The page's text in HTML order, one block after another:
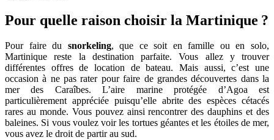
Pour quelle raison choisir la Martinique ?
Pour faire du snorkeling, que ce soit en famille ou en solo,
Martinique reste la destination parfaite. Vous allez y trouver
différentes offres de location de bateau. Mais aussi, c’est une
occasion à ne pas rater pour faire de grandes découvertes dans la
mer des Caraîbes. L’aire marine protégée d’Agoa est
particulièrement appréciée puisqu’elle abrite des espèces cétacés
rares au monde. Vous pouvez ainsi rencontrer des dauphins et des
baleines. Si vous voulez voir les tortues géantes et les étoiles de mer,
vous avez le droit de partir au sud.